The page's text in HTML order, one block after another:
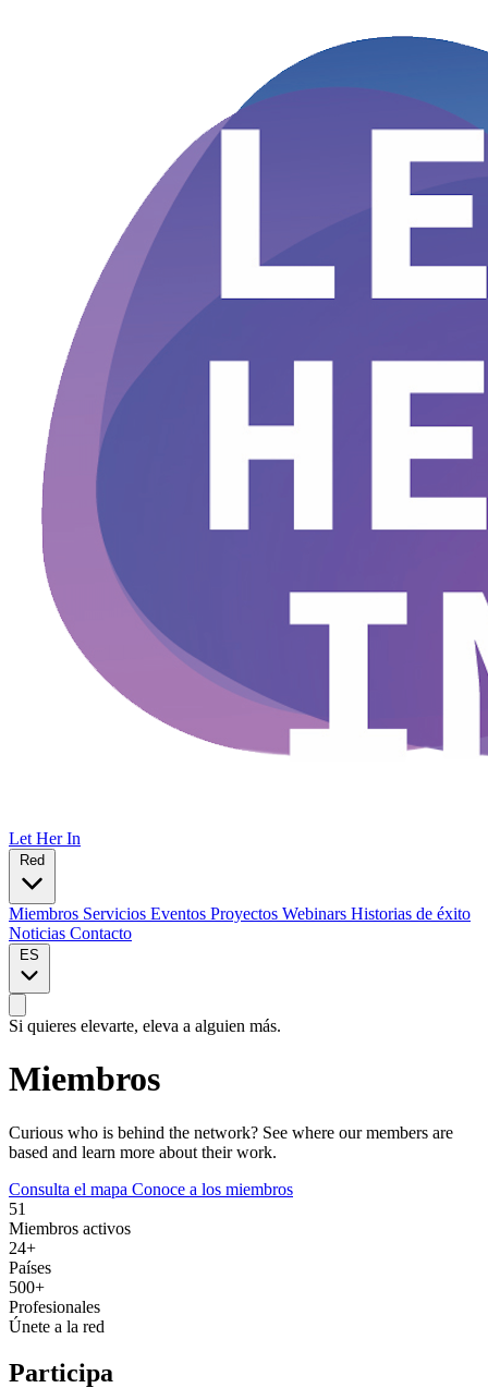
Let Her In
Red
Miembros Servicios Eventos Proyectos Webinars Historias de éxito
Noticias Contacto
ES
Si quieres elevarte, eleva a alguien más.
Miembros
Curious who is behind the network? See where our members are
based and learn more about their work.
Consulta el mapa Conoce a los miembros
2
2
+
−
Leaflet
51
Miembros activos
24+
Países
500+
Profesionales
Únete a la red
Participa